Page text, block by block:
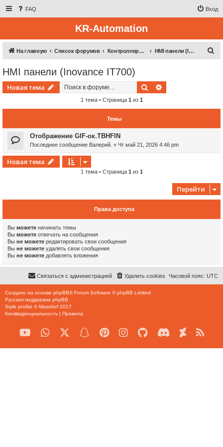
FAQ Вход
KR-Automation
На главную Список форумов Контроллерная техника HMI панели (Inovance IT700)
HMI панели (Inovance IT700)
Новая тема Поиск
1 тема • Страница 1 из 1
Темы
Отображение GIF-ок.TBHFIN
Последнее сообщение Валерий. « Чт май 21, 2026 4:46 pm
Новая тема
1 тема • Страница 1 из 1
Перейти
Права доступа
Вы можете начинать темы
Вы можете отвечать на сообщения
Вы не можете редактировать свои сообщения
Вы не можете удалять свои сообщения
Вы не можете добавлять вложения
Часовой пояс: UTC
Удалить cookies
Связаться с администрацией
Создано на основе phpBB® Forum Software © phpBB Limited
Русская поддержка phpBB
Style proflat ©Mazeltof 2017
Конфиденциальность | Правила